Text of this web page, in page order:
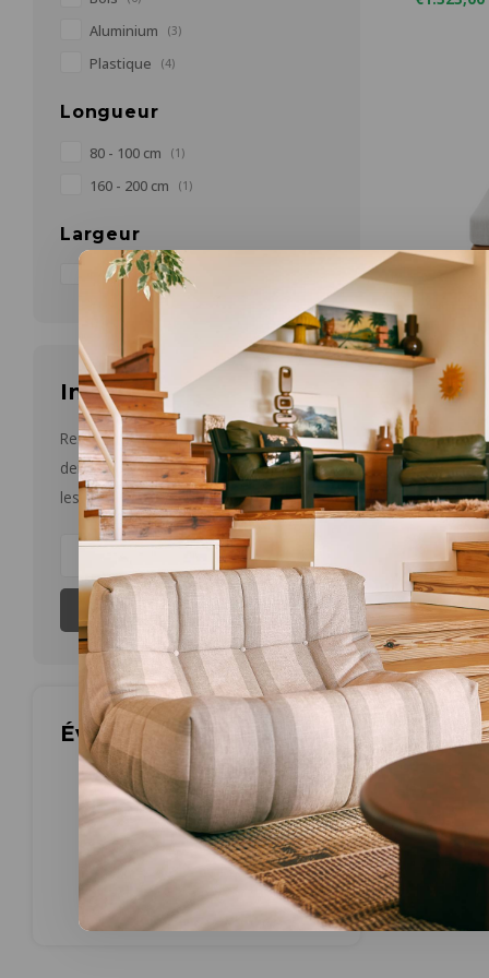
Aluminium (3)
Plastique (4)
Longueur
80 - 100 cm (1)
160 - 200 cm (1)
Largeur
80 - 100 cm (1)
Infolettre
Restez informé par courriel des
dernières nouvelles et des offres sur
les produits
Évaluations
Castle Line
Emilio
L 95 x D
€788,00
Les plus